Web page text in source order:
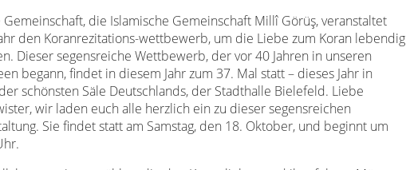
Gemeinschaft, die Islamische Gemeinschaft Millî Görüş, veranstaltet
den Koranrezitations-wettbewerb, um die Liebe zum Koran lebendig
Dieser segensreiche Wettbewerb, der vor 40 Jahren in unseren
begann, findet in diesem Jahr zum 37. Mal statt – dieses Jahr in
schönsten Säle Deutschlands, der Stadthalle Bielefeld. Liebe
wir laden euch alle herzlich ein zu dieser segensreichen
Sie findet statt am Samstag, den 18. Oktober, und beginnt um